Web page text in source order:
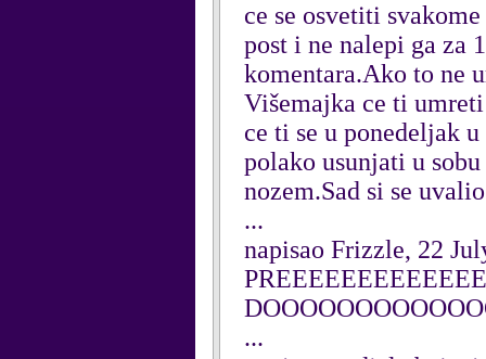
ce se osvetiti
post i ne nalepi ga za
komentara.Ako to ne
Višemajka ce ti umreti
ce ti se u ponedeljak
polako usunjati u
nozem.Sad si se
...
napisao Frizzle, 22
...